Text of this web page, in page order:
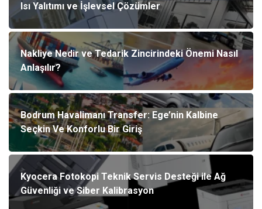
Isı Yalıtımı ve İşlevsel Çözümler
Nakliye Nedir ve Tedarik Zincirindeki Önemi Nasıl
Anlaşılır?
Bodrum Havalimanı Transfer: Ege’nin Kalbine
Seçkin Ve Konforlu Bir Giriş
Kyocera Fotokopi Teknik Servis Desteği ile Ağ
Güvenliği ve Siber Kalibrasyon